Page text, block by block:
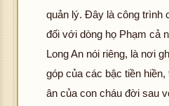
quản lý. Đây là công trình
đối với dòng họ Phạm cả
Long An nói riêng, là nơi
góp của các bậc tiền hiền,
ân của con cháu đời sau